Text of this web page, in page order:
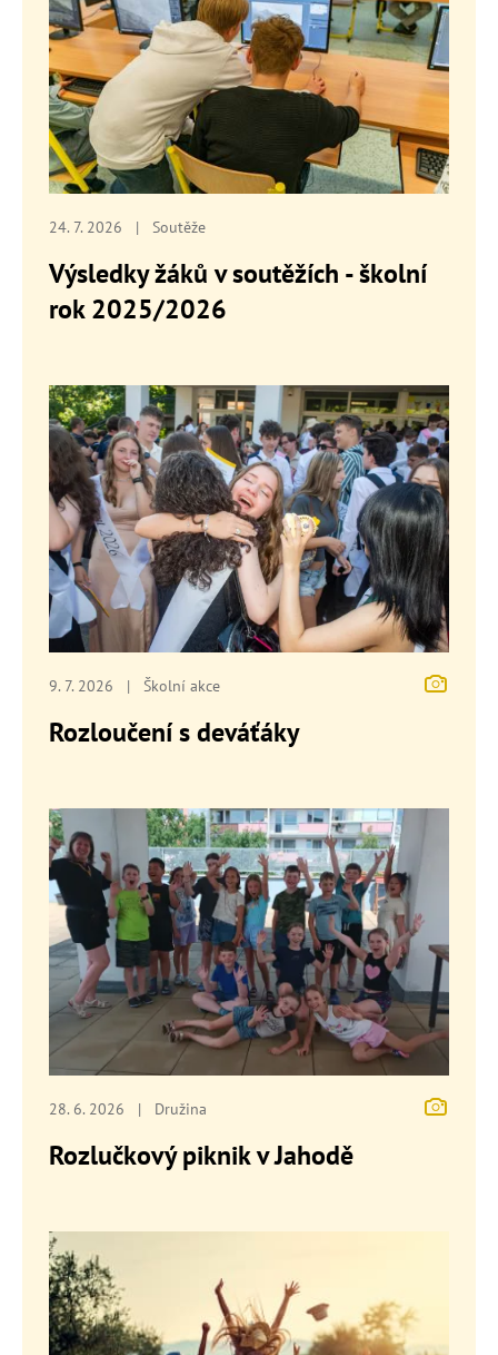
24. 7. 2026 | Soutěže
Výsledky žáků v soutěžích - školní
rok 2025/2026
9. 7. 2026 | Školní akce
Rozloučení s deváťáky
28. 6. 2026 | Družina
Rozlučkový piknik v Jahodě